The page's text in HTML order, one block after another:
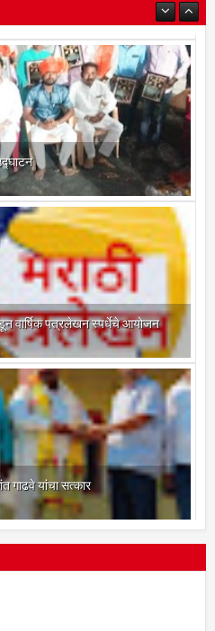
वार्षिक पत्रलेखन स्पर्धेचे आयोजन
गाढवे यांचा सत्कार